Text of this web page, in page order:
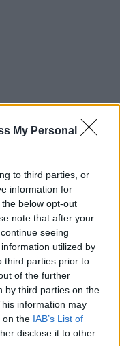
My Personal
to third parties, or
information for
below opt-out
note that after your
seeing
utilized by
third parties prior to
of the further
by third parties on the
information may
on the IAB’s List of
disclose it to other
pótolhatjátok a
a keresztféléves
bizonyítványotok.